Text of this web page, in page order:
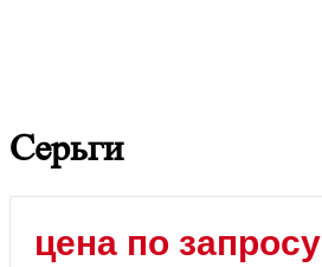
Серьги
цена по запросу